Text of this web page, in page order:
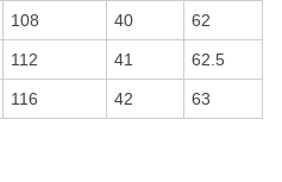
108 40 62
112 41 62.5
116 42 63